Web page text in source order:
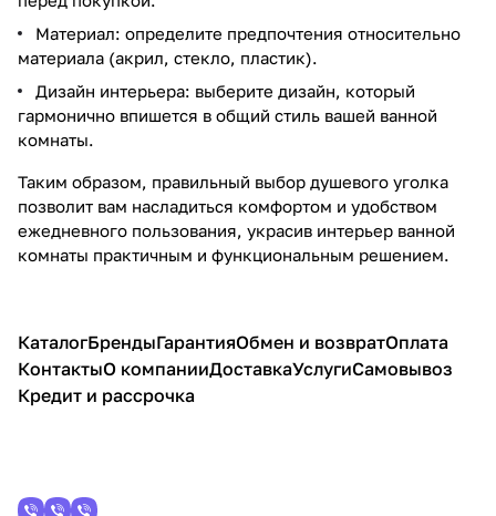
Материал: определите предпочтения относительно
материала (акрил, стекло, пластик).
Дизайн интерьера: выберите дизайн, который
гармонично впишется в общий стиль вашей ванной
комнаты.
Таким образом, правильный выбор душевого уголка
позволит вам насладиться комфортом и удобством
ежедневного пользования, украсив интерьер ванной
комнаты практичным и функциональным решением.
КаталогБрендыГарантияОбмен и возвратОплата
КонтактыО компанииДоставкаУслугиСамовывоз
Кредит и рассрочка